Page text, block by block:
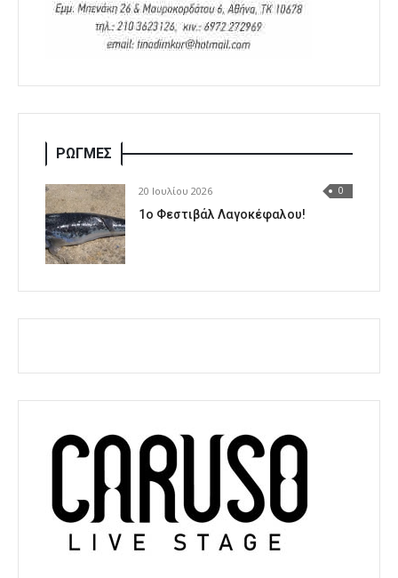
ΡΩΓΜΕΣ
20 Ιουλίου 2026 0
1o Φεστιβάλ Λαγοκέφαλου!